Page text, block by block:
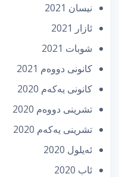
نیسان 2021
ئازار 2021
شوبات 2021
كانونی دووه‌م 2021
كانونی یه‌كه‌م 2020
تشرینی دووه‌م 2020
تشرینی یه‌كه‌م 2020
ئه‌یلول 2020
ئاب 2020